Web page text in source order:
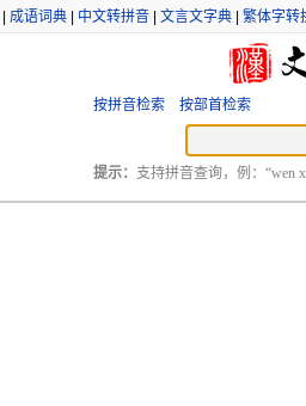
成语词典 中文转拼音 文言文字典 繁体字转
按拼音检索 按部首检索
提示： 支持拼音查询，例：“wen